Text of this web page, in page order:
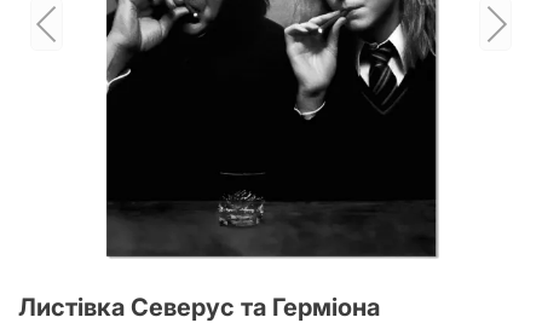
Листівка Северус та Герміона